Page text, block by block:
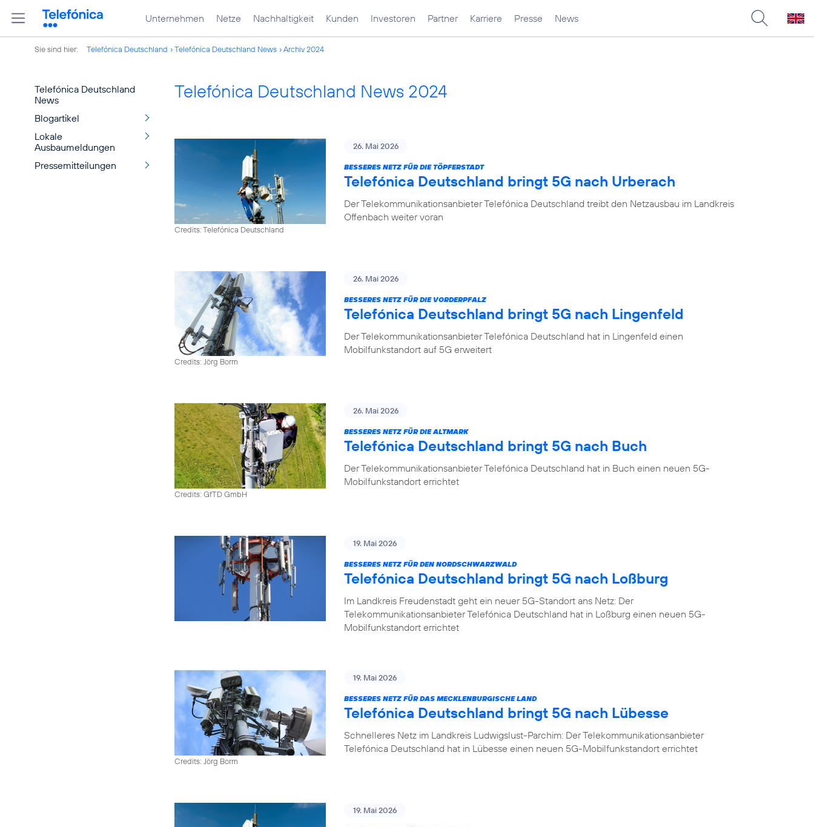
Unternehmen Netze Nachhaltigkeit Kunden Investoren Partner Karriere Presse News
Sie sind hier: Telefónica Deutschland Telefónica Deutschland News Archiv 2024
Telefónica Deutschland
News
Blogartikel
Lokale
Ausbaumeldungen
Pressemitteilungen
Telefónica Deutschland News 2024
Credits: Telefónica Deutschland
26. Mai 2026
BESSERES NETZ FÜR DIE TÖPFERSTADT
Telefónica Deutschland bringt 5G nach Urberach
Der Telekommunikationsanbieter Telefónica Deutschland treibt den Netzausbau im Landkreis
Offenbach weiter voran
Credits: Jörg Borm
26. Mai 2026
BESSERES NETZ FÜR DIE VORDERPFALZ
Telefónica Deutschland bringt 5G nach Lingenfeld
Der Telekommunikationsanbieter Telefónica Deutschland hat in Lingenfeld einen
Mobilfunkstandort auf 5G erweitert
Credits: GfTD GmbH
26. Mai 2026
BESSERES NETZ FÜR DIE ALTMARK
Telefónica Deutschland bringt 5G nach Buch
Der Telekommunikationsanbieter Telefónica Deutschland hat in Buch einen neuen 5G-
Mobilfunkstandort errichtet
19. Mai 2026
BESSERES NETZ FÜR DEN NORDSCHWARZWALD
Telefónica Deutschland bringt 5G nach Loßburg
Im Landkreis Freudenstadt geht ein neuer 5G-Standort ans Netz: Der
Telekommunikationsanbieter Telefónica Deutschland hat in Loßburg einen neuen 5G-
Mobilfunkstandort errichtet
Credits: Jörg Borm
19. Mai 2026
BESSERES NETZ FÜR DAS MECKLENBURGISCHE LAND
Telefónica Deutschland bringt 5G nach Lübesse
Schnelleres Netz im Landkreis Ludwigslust-Parchim: Der Telekommunikationsanbieter
Telefónica Deutschland hat in Lübesse einen neuen 5G-Mobilfunkstandort errichtet
19. Mai 2026